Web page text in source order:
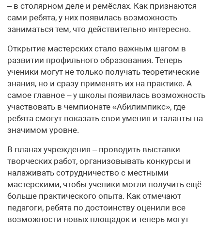
– в столярном деле и ремёслах. Как признаются
сами ребята, у них появилась возможность
заниматься тем, что действительно интересно.
Открытие мастерских стало важным шагом в
развитии профильного образования. Теперь
ученики могут не только получать теоретические
знания, но и сразу применять их на практике. А
самое главное – у школы появилась возможность
участвовать в чемпионате «Абилимпикс», где
ребята смогут показать свои умения и таланты на
значимом уровне.
В планах учреждения – проводить выставки
творческих работ, организовывать конкурсы и
налаживать сотрудничество с местными
мастерскими, чтобы ученики могли получить ещё
больше практического опыта. Как отмечают
педагоги, ребята по достоинству оценили все
возможности новых площадок и теперь могут